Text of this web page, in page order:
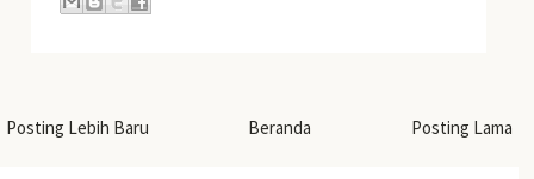
Posting Lebih Baru Posting Lama
Beranda